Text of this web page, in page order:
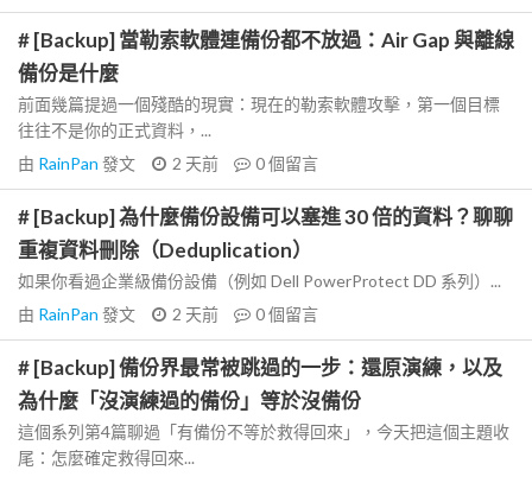
# [Backup] 當勒索軟體連備份都不放過：Air Gap 與離線
備份是什麼
前面幾篇提過一個殘酷的現實：現在的勒索軟體攻擊，第一個目標
往往不是你的正式資料，...
由 RainPan 發文 2 天前 0個留言
# [Backup] 為什麼備份設備可以塞進 30 倍的資料？聊聊
重複資料刪除（Deduplication）
如果你看過企業級備份設備（例如 Dell PowerProtect DD 系列）...
由 RainPan 發文 2 天前 0個留言
# [Backup] 備份界最常被跳過的一步：還原演練，以及
為什麼「沒演練過的備份」等於沒備份
這個系列第4篇聊過「有備份不等於救得回來」，今天把這個主題收
尾：怎麼確定救得回來...